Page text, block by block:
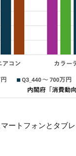
ートフォンとタブ